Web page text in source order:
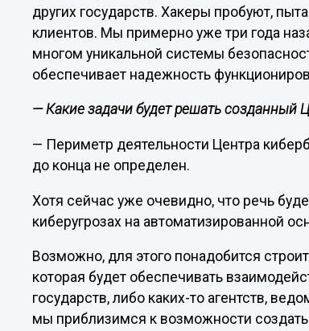
других государств. Хакеры пробуют,
клиентов. Мы примерно уже три года
многом уникальной системы
обеспечивает надежность
— Какие задачи будет решать созданный
— Периметр деятельности Центра
до конца не определен.
Хотя сейчас уже очевидно, что речь
киберугрозах на автоматизированной
Возможно, для этого понадобится
которая будет обеспечивать
государств, либо каких-то агентств,
мы приблизимся к возможности